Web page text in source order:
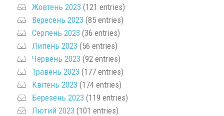
Жовтень 2023 (121 entries)
Вересень 2023 (85 entries)
Серпень 2023 (36 entries)
Липень 2023 (56 entries)
Червень 2023 (92 entries)
Травень 2023 (177 entries)
Квітень 2023 (174 entries)
Березень 2023 (119 entries)
Лютий 2023 (101 entries)